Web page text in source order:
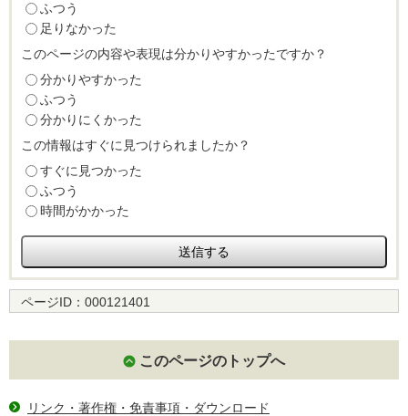
ふつう
足りなかった
このページの内容や表現は分かりやすかったですか？
分かりやすかった
ふつう
分かりにくかった
この情報はすぐに見つけられましたか？
すぐに見つかった
ふつう
時間がかかった
ページID： 000121401
このページのトップへ
リンク・著作権・免責事項・ダウンロード